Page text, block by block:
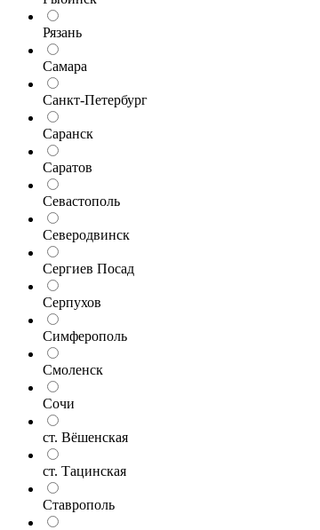
Рязань
Самара
Санкт-Петербург
Саранск
Саратов
Севастополь
Северодвинск
Сергиев Посад
Серпухов
Симферополь
Смоленск
Сочи
ст. Вёшенская
ст. Тацинская
Ставрополь